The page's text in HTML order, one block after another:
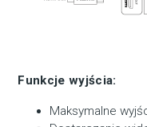
Funkcje wyjścia:
Maksymalne